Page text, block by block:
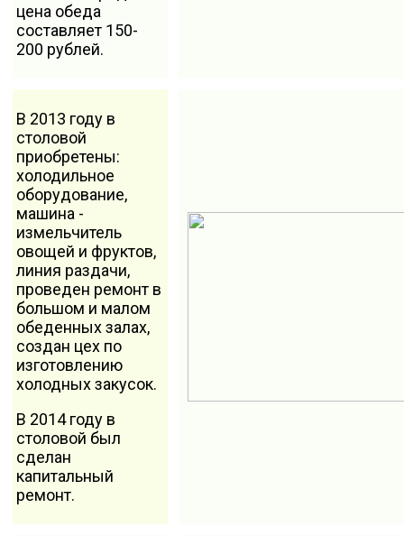
цена обеда
составляет 150-
200 рублей.
В 2013 году в
столовой
приобретены:
холодильное
оборудование,
машина -
измельчитель
овощей и фруктов,
линия раздачи,
проведен ремонт в
большом и малом
обеденных залах,
создан цех по
изготовлению
холодных закусок.
В 2014 году в
столовой был
сделан
капитальный
ремонт.